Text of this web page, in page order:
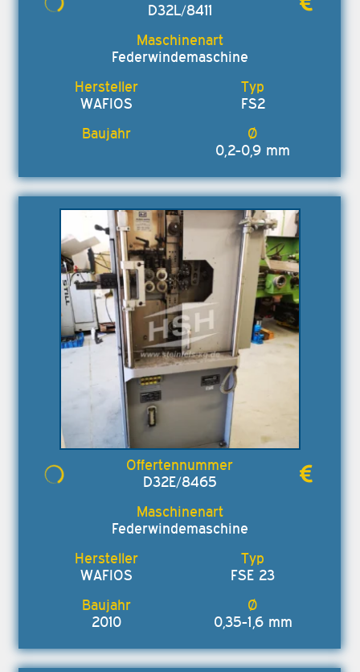
D32L/8411
Federwindemaschine
WAFIOS FS2
0,2-0,9 mm
D32E/8465
Federwindemaschine
WAFIOS FSE 23
2010 0,35-1,6 mm